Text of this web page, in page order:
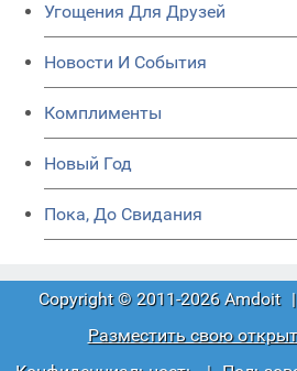
Угощения Для Друзей
Новости И События
Комплименты
Новый Год
Пока, До Свидания
Copyright © 2011-2026 Amdoit |
Разместить свою